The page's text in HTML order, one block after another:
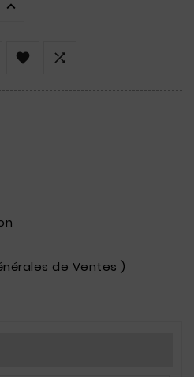
 
de Ventes )